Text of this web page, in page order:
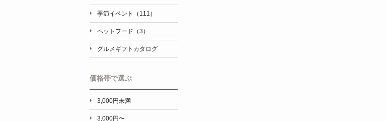
季節イベント（111）
ペットフード（3）
グルメギフトカタログ
価格帯で選ぶ
3,000円未満
3,000円〜